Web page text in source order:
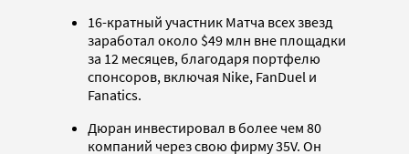
16-кратный участник Матча всех звезд
заработал около $49 млн вне площадки
за 12 месяцев, благодаря портфелю
спонсоров, включая Nike, FanDuel и
Fanatics.
Дюран инвестировал в более чем 80
компаний через свою фирму 35V. Он